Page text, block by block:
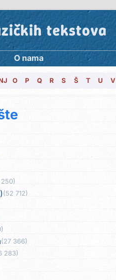
tekstova
O nama
O P Q R S Š T U V
(52 712)
(27 366)
283)